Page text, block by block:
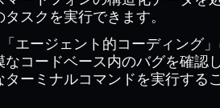
スクを実行できます。
エージェント的コーディング
コードベース内のバグを確認
ーミナルコマンドを実行する